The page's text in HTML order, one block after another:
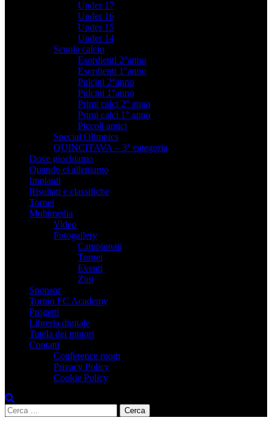
Under 17
Under 16
Under 15
Under 14
Scuola calcio
Esordienti 2°anno
Esordienti 1°anno
Pulcini 2°anno
Pulcini 1°anno
Primi calci 2° anno
Primi calci 1° anno
Piccoli amici
Special Olimpics
QUINCITAVA – 3° categoria
Dove giochiamo
Quando ci alleniamo
Impianti
Risultati e classifiche
Tornei
Multimedia
Video
Fotogallery
Campionati
Tornei
Eventi
Zini
Sponsor
Torino FC Academy
Progetti
Libreria digitale
Tutela dei minori
Contatti
Conference room
Privacy Policy
Cookie Policy
Ricerca
per: